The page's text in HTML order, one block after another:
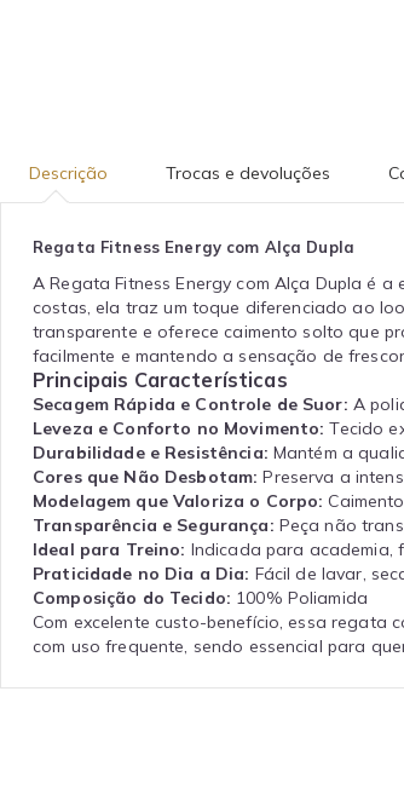
Descrição Trocas e devoluções
Regata Fitness Energy com Alça Dupla
A Regata Fitness Energy com Alça Dupla é
costas, ela traz um toque diferenciado ao
transparente e oferece caimento solto que
facilmente e mantendo a sensação de
Principais Características
Secagem Rápida e Controle de Suor: A
Leveza e Conforto no Movimento: Tecido
Durabilidade e Resistência: Mantém a
Cores que Não Desbotam: Preserva a
Modelagem que Valoriza o Corpo:
Transparência e Segurança: Peça não
Ideal para Treino: Indicada para academia,
Praticidade no Dia a Dia: Fácil de lavar,
Composição do Tecido: 100% Poliamida
Com excelente custo-benefício, essa regata
com uso frequente, sendo essencial para